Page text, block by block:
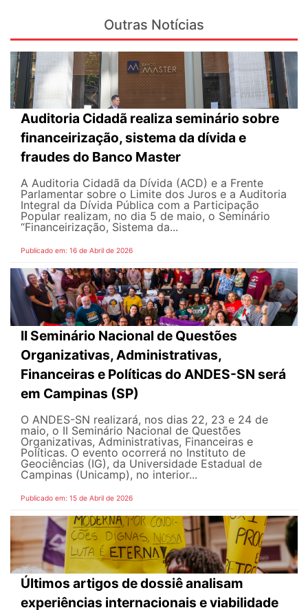
Outras Notícias
Auditoria Cidadã realiza seminário sobre
financeirização, sistema da dívida e
fraudes do Banco Master
A Auditoria Cidadã da Dívida (ACD) e a Frente
Parlamentar sobre o Limite dos Juros e a Auditoria
Integral da Dívida Pública com a Participação
Popular realizam, no dia 5 de maio, o Seminário
“Financeirização, Sistema da...
Publicado em: 16 de Abril de 2026
II Seminário Nacional de Questões
Organizativas, Administrativas,
Financeiras e Políticas do ANDES-SN será
em Campinas (SP)
O ANDES-SN realizará, nos dias 22, 23 e 24 de
maio, o II Seminário Nacional de Questões
Organizativas, Administrativas, Financeiras e
Políticas. O evento ocorrerá no Instituto de
Geociências (IG), da Universidade Estadual de
Campinas (Unicamp), no interior...
Publicado em: 15 de Abril de 2026
Últimos artigos de dossiê analisam
experiências internacionais e viabilidade